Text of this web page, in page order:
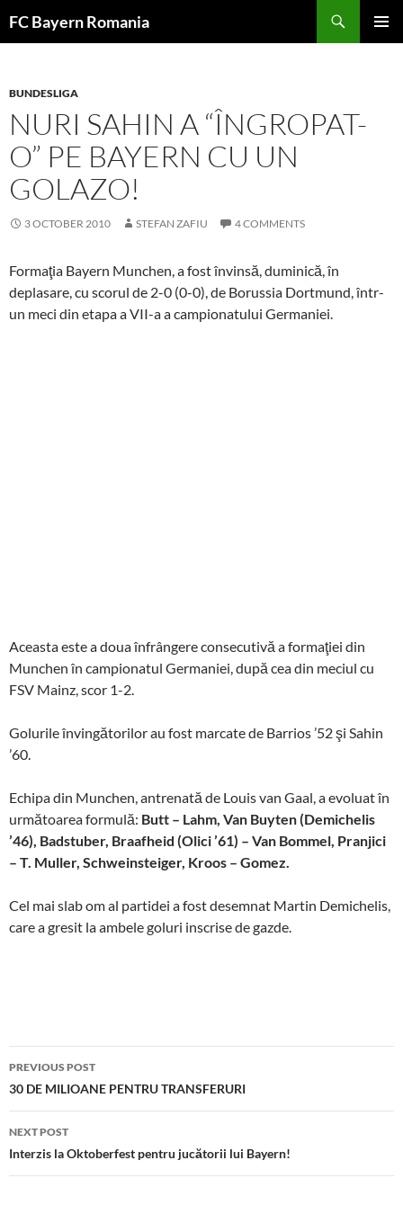
toFC Bayern Romania
BUNDESLIGA
NURI SAHIN A “ÎNGROPAT-
O” PE BAYERN CU UN
GOLAZO!
3 OCTOBER 2010 STEFAN ZAFIU 4 COMMENTS
Formaţia Bayern Munchen, a fost învinsă, duminică, în
deplasare, cu scorul de 2-0 (0-0), de Borussia Dortmund, într-
un meci din etapa a VII-a a campionatului Germaniei.
Aceasta este a doua înfrângere consecutivă a formaţiei din
Munchen în campionatul Germaniei, după cea din meciul cu
FSV Mainz, scor 1-2.
Golurile învingătorilor au fost marcate de Barrios ’52 şi Sahin
’60.
Echipa din Munchen, antrenată de Louis van Gaal, a evoluat în
următoarea formulă: Butt – Lahm, Van Buyten (Demichelis
’46), Badstuber, Braafheid (Olici ’61) – Van Bommel, Pranjici
– T. Muller, Schweinsteiger, Kroos – Gomez.
Cel mai slab om al partidei a fost desemnat Martin Demichelis,
care a gresit la ambele goluri inscrise de gazde.
Post
navigation
PREVIOUS POST
30 DE MILIOANE PENTRU TRANSFERURI
NEXT POST
Interzis la Oktoberfest pentru jucătorii lui Bayern!